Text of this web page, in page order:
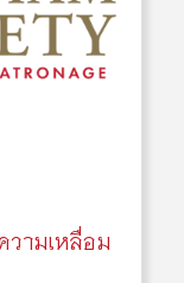
ามเหลื่อม